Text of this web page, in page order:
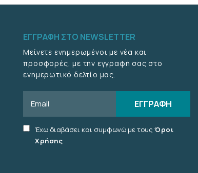
ΕΓΓΡΑΦΉ ΣΤΟ NEWSLETTER
Μείνετε ενημερωμένοι με νέα και
προσφορές, με την εγγραφή σας στο
ενημερωτικό δελτίο μας.
ΕΓΓΡΑΦΉ
Accept
terms
Έχω διαβάσει και συμφωνώ με τουςΌροι
Χρήσης